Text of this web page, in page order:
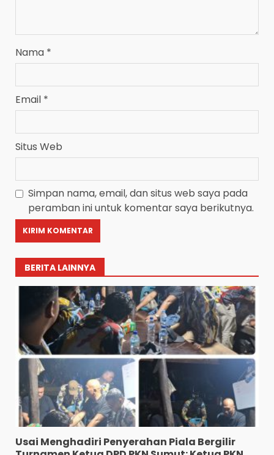
Nama *
Email *
Situs Web
Simpan nama, email, dan situs web saya pada
peramban ini untuk komentar saya berikutnya.
BERITA LAINNYA
Usai Menghadiri Penyerahan Piala Bergilir
Terlibat Jual Beli Sabu,
Pasukan Tempur Geng
Motor GPS Disergap